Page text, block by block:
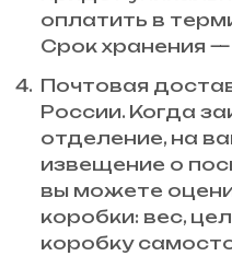
оплатить в
Срок хранения —
Почтовая
России. Когда
отделение, на
извещение о
вы можете
коробки: вес,
коробку